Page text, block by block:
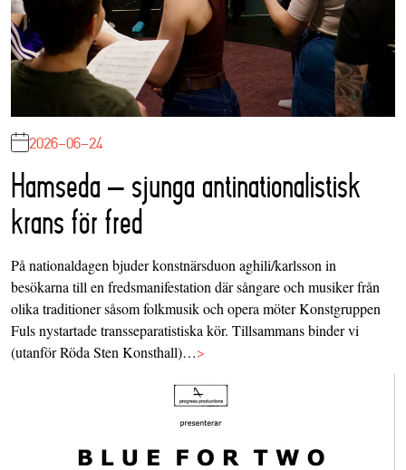
2026-06-24
Hamseda – sjunga antinationalistisk
krans för fred
På nationaldagen bjuder konstnärsduon aghili/karlsson in
besökarna till en fredsmanifestation där sångare och musiker från
olika traditioner såsom folkmusik och opera möter Konstgruppen
Fuls nystartade transseparatistiska kör. Tillsammans binder vi
(utanför Röda Sten Konsthall)…>